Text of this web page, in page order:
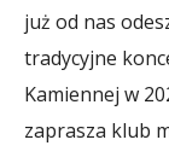
już od nas
tradycyjne
Kamiennej w
zaprasza klub